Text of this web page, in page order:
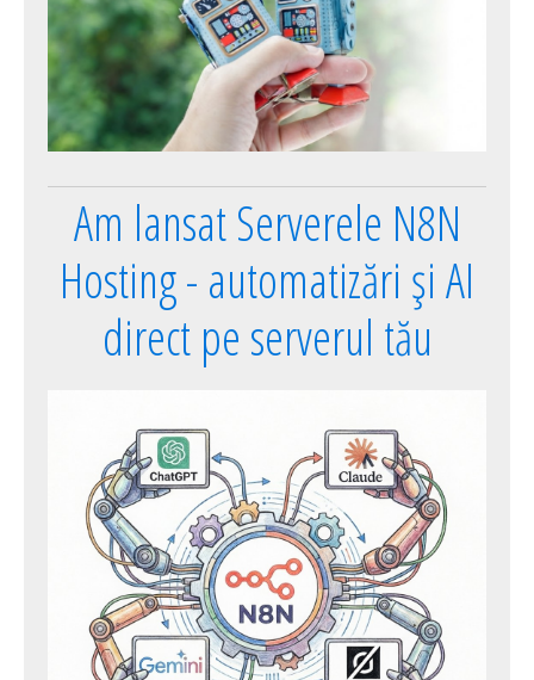
Am lansat Serverele N8N
Hosting - automatizări și AI
direct pe serverul tău